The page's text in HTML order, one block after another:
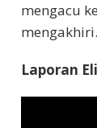
mengacu
mengakhiri.
Laporan